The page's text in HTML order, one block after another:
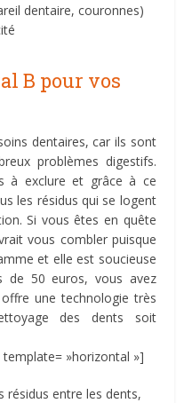
dentaire, couronnes)
B pour vos
dentaires, car ils sont
problèmes digestifs.
à exclure et grâce à ce
les résidus qui se logent
Si vous êtes en quête
vous combler puisque
et elle est soucieuse
de 50 euros, vous avez
une technologie très
des dents soit
»horizontal »]
résidus entre les dents,